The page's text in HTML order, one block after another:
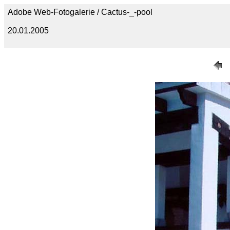
Adobe Web-Fotogalerie / Cactus-_-pool
20.01.2005